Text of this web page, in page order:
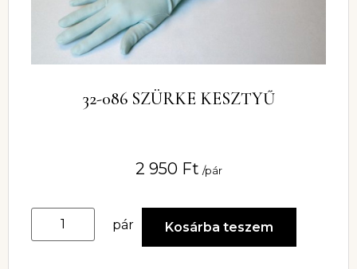
32-086 SZÜRKE KESZTYŰ
2 950 Ft /pár
pár Kosárba teszem